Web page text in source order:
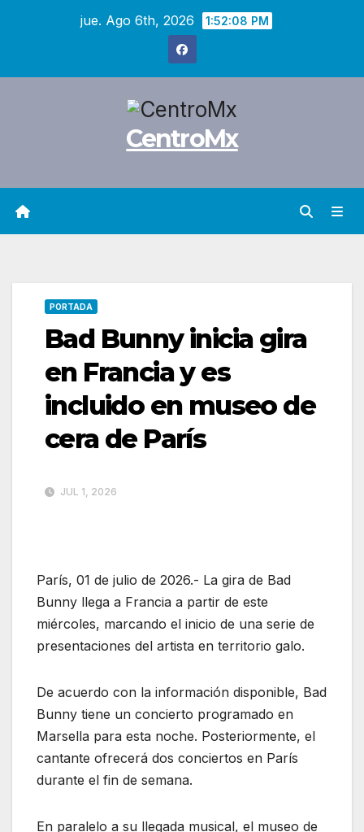
jue. Ago 6th, 2026 1:52:09 PM
CentroMx
PORTADA
Bad Bunny inicia gira
en Francia y es
incluido en museo de
cera de París
JUL 1, 2026
París, 01 de julio de 2026.- La gira de Bad
Bunny llega a Francia a partir de este
miércoles, marcando el inicio de una serie de
presentaciones del artista en territorio galo.
De acuerdo con la información disponible, Bad
Bunny tiene un concierto programado en
Marsella para esta noche. Posteriormente, el
cantante ofrecerá dos conciertos en París
durante el fin de semana.
En paralelo a su llegada musical, el museo de